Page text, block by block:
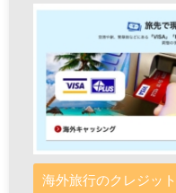
海外旅行のクレジッ